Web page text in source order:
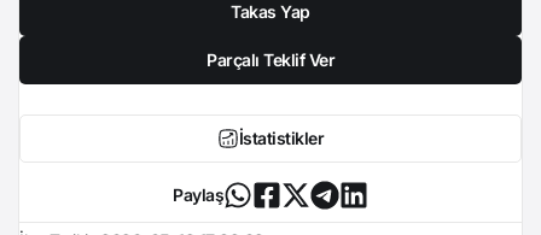
Takas Yap
Parçalı Teklif Ver
İstatistikler
Paylaş